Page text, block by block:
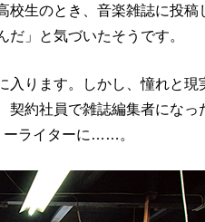
校生のとき、音楽雑誌に投稿
」と気づいたそうです。
入ります。しかし、憧れと現
契約社員で雑誌編集者になっ
ーライターに……。